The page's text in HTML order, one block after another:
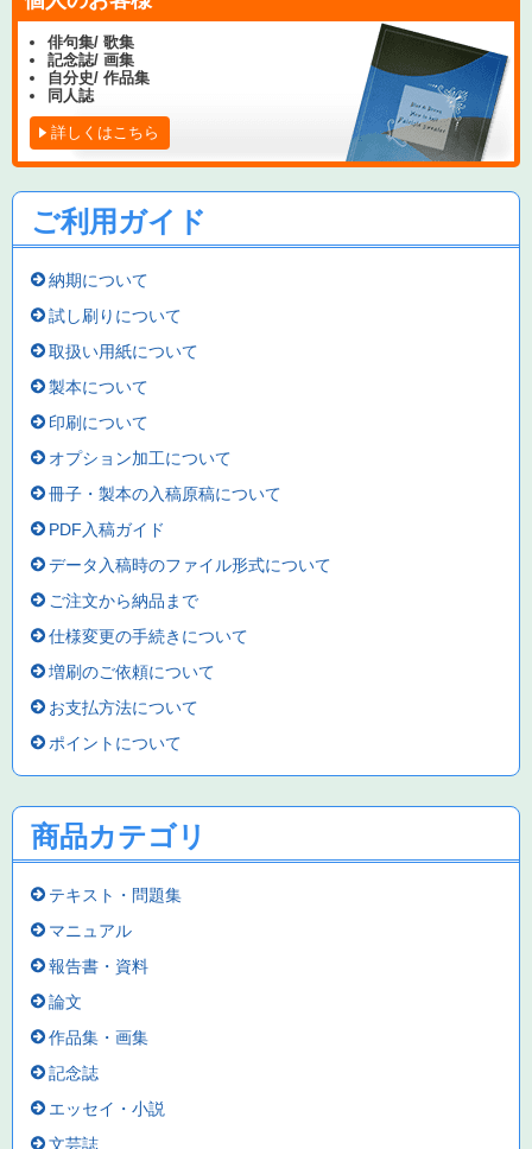
俳句集/ 歌集
記念誌/ 画集
自分史/ 作品集
同人誌
詳しくはこちら
ご利用ガイド
納期について
試し刷りについて
取扱い用紙について
製本について
印刷について
オプション加工について
冊子・製本の入稿原稿について
PDF入稿ガイド
データ入稿時のファイル形式について
ご注文から納品まで
仕様変更の手続きについて
増刷のご依頼について
お支払方法について
ポイントについて
商品カテゴリ
テキスト・問題集
マニュアル
報告書・資料
論文
作品集・画集
記念誌
エッセイ・小説
文芸誌